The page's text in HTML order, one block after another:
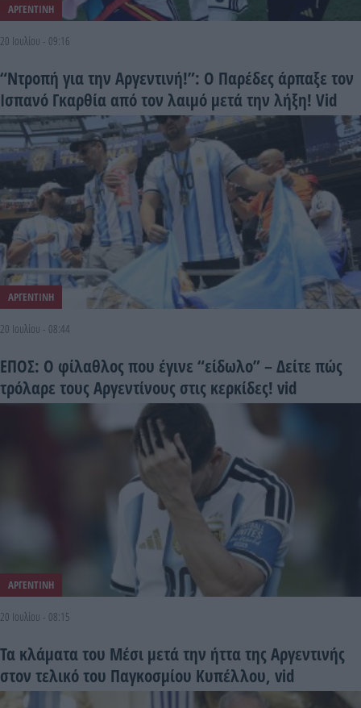
ΑΡΓΕΝΤΙΝΗ
20 Ιουλίου - 09:16
“Ντροπή για την Αργεντινή!”: Ο Παρέδες άρπαξε τον
Ισπανό Γκαρθία από τον λαιμό μετά την λήξη! Vid
ΑΡΓΕΝΤΙΝΗ
20 Ιουλίου - 08:44
ΕΠΟΣ: Ο φίλαθλος που έγινε “είδωλο” – Δείτε πώς
τρόλαρε τους Αργεντίνους στις κερκίδες! vid
ΑΡΓΕΝΤΙΝΗ
20 Ιουλίου - 08:15
Τα κλάματα του Μέσι μετά την ήττα της Αργεντινής
στον τελικό του Παγκοσμίου Κυπέλλου, vid